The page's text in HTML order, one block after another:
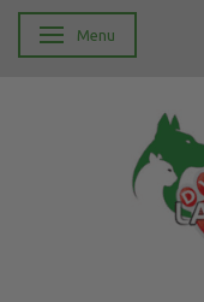
Skifte navigation
Menu